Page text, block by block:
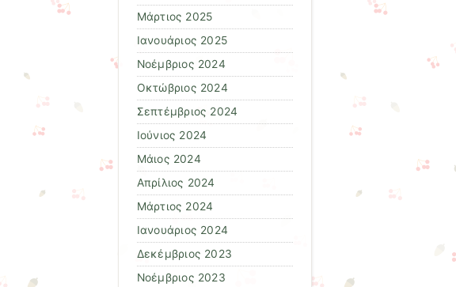
Μάρτιος 2025
Ιανουάριος 2025
Νοέμβριος 2024
Οκτώβριος 2024
Σεπτέμβριος 2024
Ιούνιος 2024
Μάιος 2024
Απρίλιος 2024
Μάρτιος 2024
Ιανουάριος 2024
Δεκέμβριος 2023
Νοέμβριος 2023